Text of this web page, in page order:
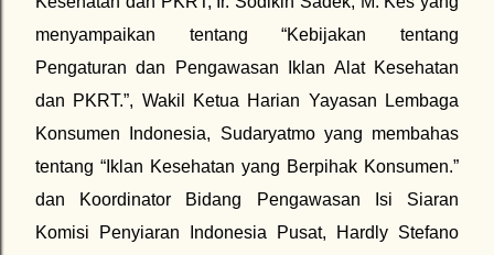
menyampaikan tentang “Kebijakan tentang
Pengaturan dan Pengawasan Iklan Alat Kesehatan
dan PKRT.”, Wakil Ketua Harian Yayasan Lembaga
Konsumen Indonesia, Sudaryatmo yang membahas
tentang “Iklan Kesehatan yang Berpihak Konsumen.”
dan Koordinator Bidang Pengawasan Isi Siaran
Komisi Penyiaran Indonesia Pusat, Hardly Stefano